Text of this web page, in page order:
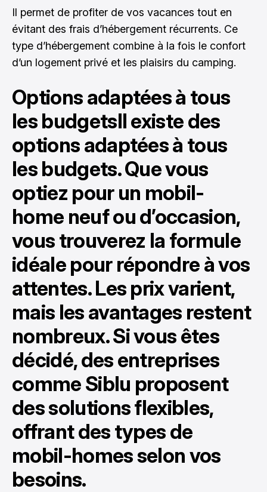
Il permet de profiter de vos vacances tout en
évitant des frais d’hébergement récurrents. Ce
type d’hébergement combine à la fois le confort
d’un logement privé et les plaisirs du camping.
Options adaptées à tous
les budgetsIl existe des
options adaptées à tous
les budgets. Que vous
optiez pour un mobil-
home neuf ou d’occasion,
vous trouverez la formule
idéale pour répondre à vos
attentes. Les prix varient,
mais les avantages restent
nombreux. Si vous êtes
décidé, des entreprises
commeSiblu proposent
des solutions flexibles,
offrant des types de
mobil-homes selon vos
besoins.